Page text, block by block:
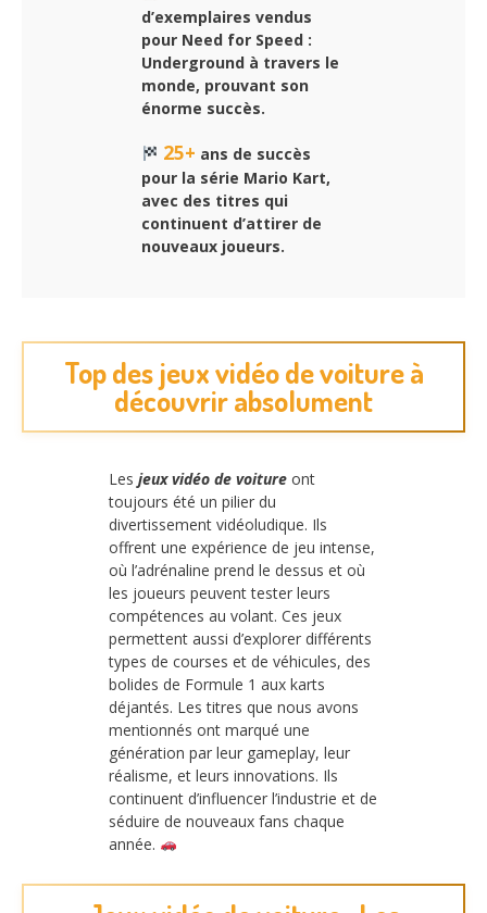
d’exemplaires vendus
pour Need for Speed :
Underground à travers le
monde, prouvant son
énorme succès.
25+ ans de succès
pour la série Mario Kart,
avec des titres qui
continuent d’attirer de
nouveaux joueurs.
Top des jeux vidéo de voiture à
découvrir absolument
Les jeux vidéo de voiture ont
toujours été un pilier du
divertissement vidéoludique. Ils
offrent une expérience de jeu intense,
où l’adrénaline prend le dessus et où
les joueurs peuvent tester leurs
compétences au volant. Ces jeux
permettent aussi d’explorer différents
types de courses et de véhicules, des
bolides de Formule 1 aux karts
déjantés. Les titres que nous avons
mentionnés ont marqué une
génération par leur gameplay, leur
réalisme, et leurs innovations. Ils
continuent d’influencer l’industrie et de
séduire de nouveaux fans chaque
année.